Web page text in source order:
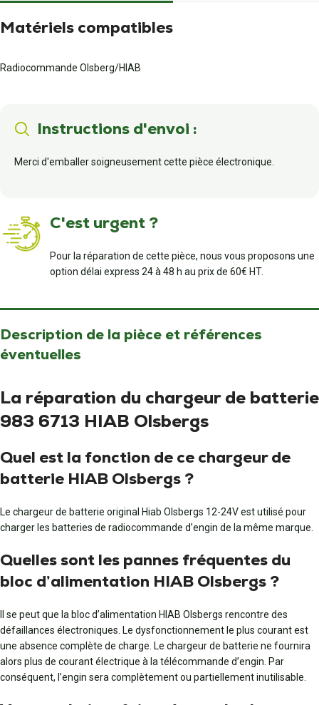
Matériels compatibles
Radiocommande Olsberg/HIAB
Instructions d'envoi :
Merci d'emballer soigneusement cette pièce électronique.
C'est urgent ?
Pour la réparation de cette pièce, nous vous proposons une
option délai express 24 à 48 h au prix de 60€ HT.
Description de la pièce et références
éventuelles
La réparation du chargeur de batterie
983 6713 HIAB Olsbergs
Quel est la fonction de ce chargeur de
batterie HIAB Olsbergs ?
Le chargeur de batterie original Hiab Olsbergs 12-24V est utilisé pour
charger les batteries de radiocommande d’engin de la même marque.
Quelles sont les pannes fréquentes du
bloc d’alimentation HIAB Olsbergs ?
Il se peut que la bloc d’alimentation HIAB Olsbergs rencontre des
défaillances électroniques. Le dysfonctionnement le plus courant est
une absence complète de charge. Le chargeur de batterie ne fournira
alors plus de courant électrique à la télécommande d’engin. Par
conséquent, l’engin sera complètement ou partiellement inutilisable.